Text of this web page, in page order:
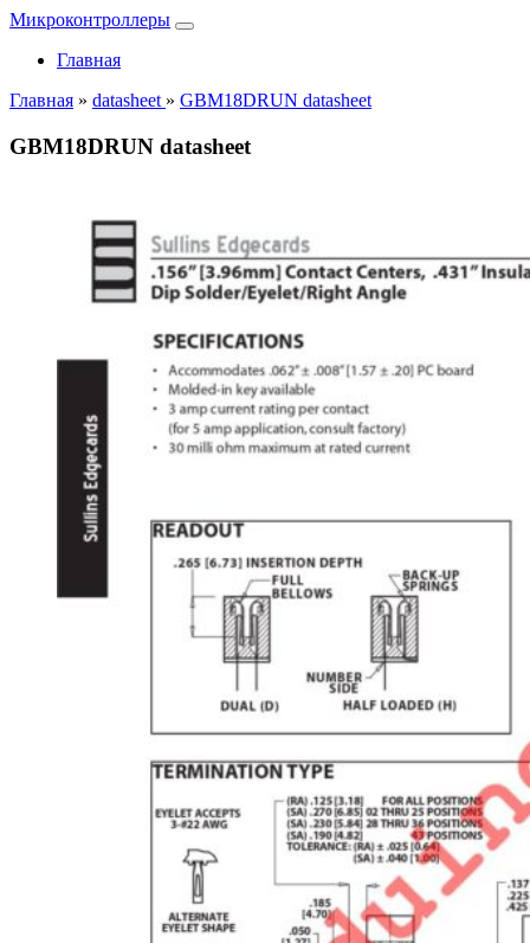
Микроконтроллеры
Главная
Главная » datasheet » GBM18DRUN datasheet
GBM18DRUN datasheet